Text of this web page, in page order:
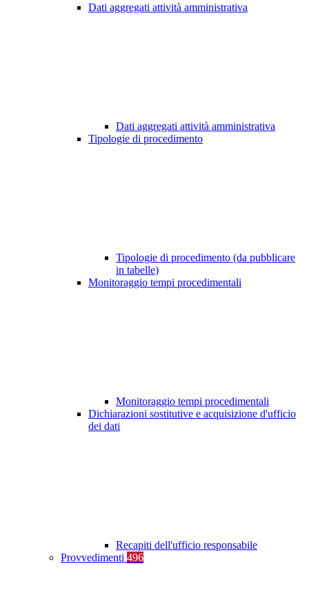
Dati aggregati attività amministrativa
Dati aggregati attività amministrativa
Tipologie di procedimento
Tipologie di procedimento (da pubblicare
in tabelle)
Monitoraggio tempi procedimentali
Monitoraggio tempi procedimentali
Dichiarazioni sostitutive e acquisizione d'ufficio
dei dati
Recapiti dell'ufficio responsabile
Provvedimenti 496